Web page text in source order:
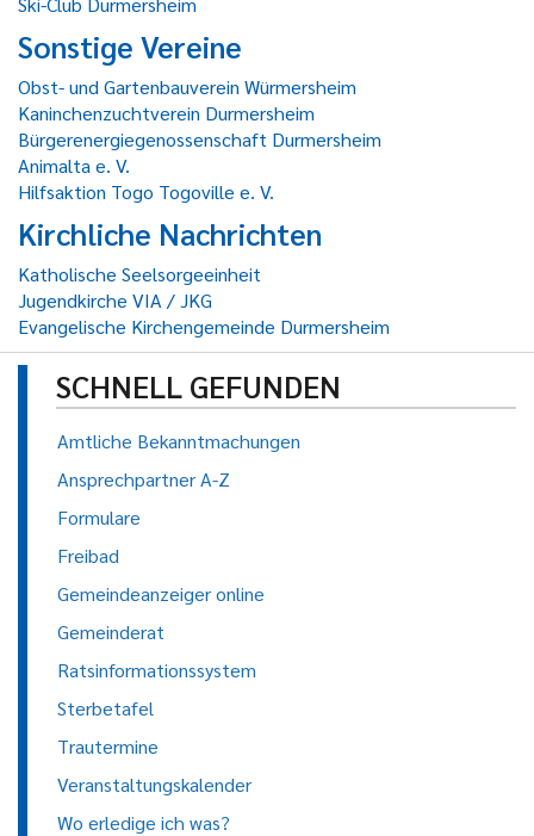
Sonstige Vereine
Obst- und Gartenbauverein Würmersheim
Kaninchenzuchtverein Durmersheim
Bürgerenergiegenossenschaft Durmersheim
Animalta e. V.
Hilfsaktion Togo Togoville e. V.
Kirchliche Nachrichten
Katholische Seelsorgeeinheit
Jugendkirche VIA / JKG
Evangelische Kirchengemeinde Durmersheim
SCHNELL GEFUNDEN
Amtliche Bekanntmachungen
Ansprechpartner A-Z
Formulare
Freibad
Gemeindeanzeiger online
Gemeinderat
Ratsinformationssystem
Sterbetafel
Trautermine
Veranstaltungskalender
Wo erledige ich was?